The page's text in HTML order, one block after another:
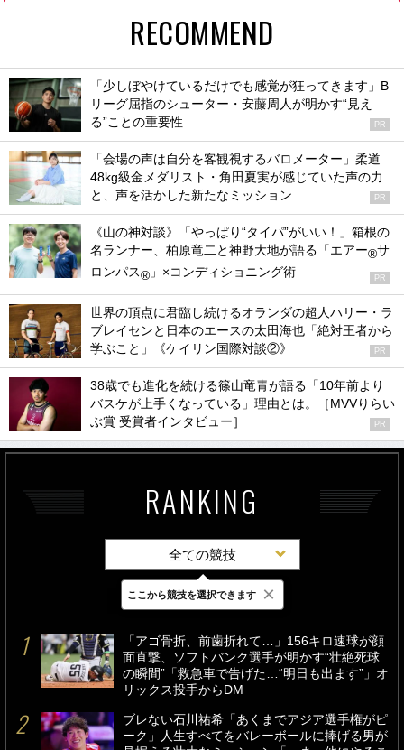
RECOMMEND
「少しぼやけているだけでも感覚が狂ってきます」B
リーグ屈指のシューター・安藤周人が明かす“見え
る”ことの重要性
PR
「会場の声は自分を客観視するバロメーター」柔道
48kg級金メダリスト・角田夏実が感じていた声の力
と、声を活かした新たなミッション
PR
《山の神対談》「やっぱり“タイパ”がいい！」箱根の
名ランナー、柏原竜二と神野大地が語る「エアー®サ
ロンパス® 」×コンディショニング術 PR
世界の頂点に君臨し続けるオランダの超人ハリー・ラ
ブレイセンと日本のエースの太田海也「絶対王者から
学ぶこと」《ケイリン国際対談②》
PR
38歳でも進化を続ける篠山竜青が語る「10年前より
バスケが上手くなっている」理由とは。［MVVりらい
ぶ賞 受賞者インタビュー］
PR
RANKING
全ての競技
最新 24時間 週間
「アゴ骨折、前歯折れて…」156キロ速球が顔
面直撃、ソフトバンク選手が明かす“壮絶死球
の瞬間”「救急車で告げた…“明日も出ます”」オ
リックス投手からDM
ブレない石川祐希「あくまでアジア選手権がピ
ーク」人生すべてをバレーボールに捧げる男が
ここから競技を選択できます ×